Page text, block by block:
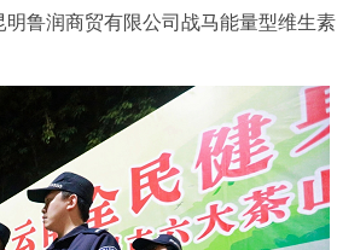
鲁润商贸有限公司战马能量型维生素